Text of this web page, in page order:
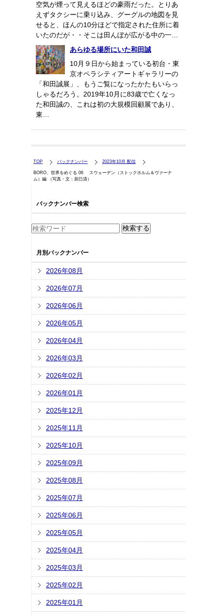
空気が煙って見えるほどの豪雨だった。とりあ
えずタクシーに乗り込み、グーグルの地図を見
せると、ほんの10分ほどで指定された住所に着
いたのだが・・そこは田んぼが広がる中の一…
あらゆる場所にいた和田誠
10月９日から始まっている初台・東
京オペラシティアートギャラリーの
「和田誠展」、もうご覧になったかたもいらっ
しゃるだろう。2019年10月に83歳で亡くなっ
た和田誠の、これは初の大規模回顧展であり、
東…
TOP バックナンバー 2023年10月 配信
BORO、世界をめぐる 06 スウェーデン（ストックホルム＆ヴァーナ
ム）編 （写真・文：辰巳清）
バックナンバー検索
月別バックナンバー
2026年08月
2026年07月
2026年06月
2026年05月
2026年04月
2026年03月
2026年02月
2026年01月
2025年12月
2025年11月
2025年10月
2025年09月
2025年08月
2025年07月
2025年06月
2025年05月
2025年04月
2025年03月
2025年02月
2025年01月